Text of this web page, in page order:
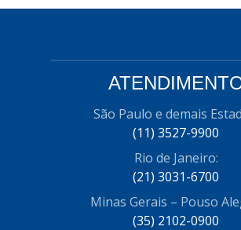
São Paulo e demais
(11) 3527-9900
Rio de Janeiro:
(21) 3031-6700
Minas Gerais – Pouso
(35) 2102-0900